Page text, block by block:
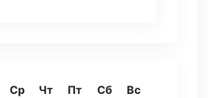
Ср Чт Пт Сб Вс